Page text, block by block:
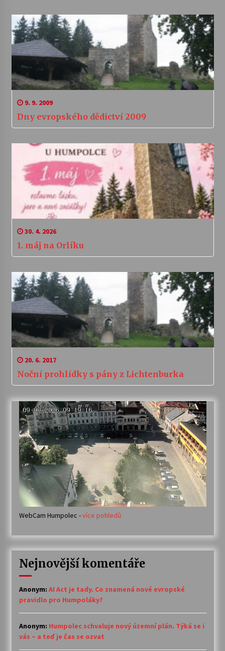
9. 9. 2009
Dny evropského dědictví 2009
30. 4. 2026
1. máj na Orlíku
20. 6. 2017
Noční prohlídky s pány z Lichtenburka
WebCam Humpolec -více pohledů
Nejnovější komentáře
Anonym: AI Act je tady. Co znamená nové evropské
pravidlo pro Humpoláky?
Anonym: Humpolec schvaluje nový územní plán. Týká se i
vás – a teď je čas se ozvat